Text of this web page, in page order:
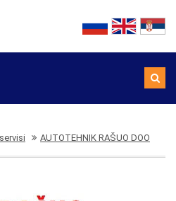
AUTOTEHNIK RAŠUO DOO